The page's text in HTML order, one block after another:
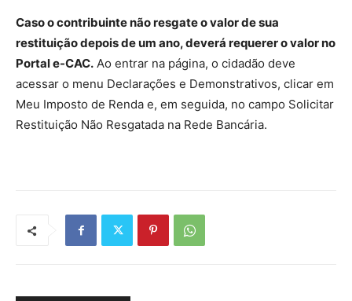
Caso o contribuinte não resgate o valor de sua
restituição depois de um ano, deverá requerer o valor no
Portal e-CAC. Ao entrar na página, o cidadão deve
acessar o menu Declarações e Demonstrativos, clicar em
Meu Imposto de Renda e, em seguida, no campo Solicitar
Restituição Não Resgatada na Rede Bancária.